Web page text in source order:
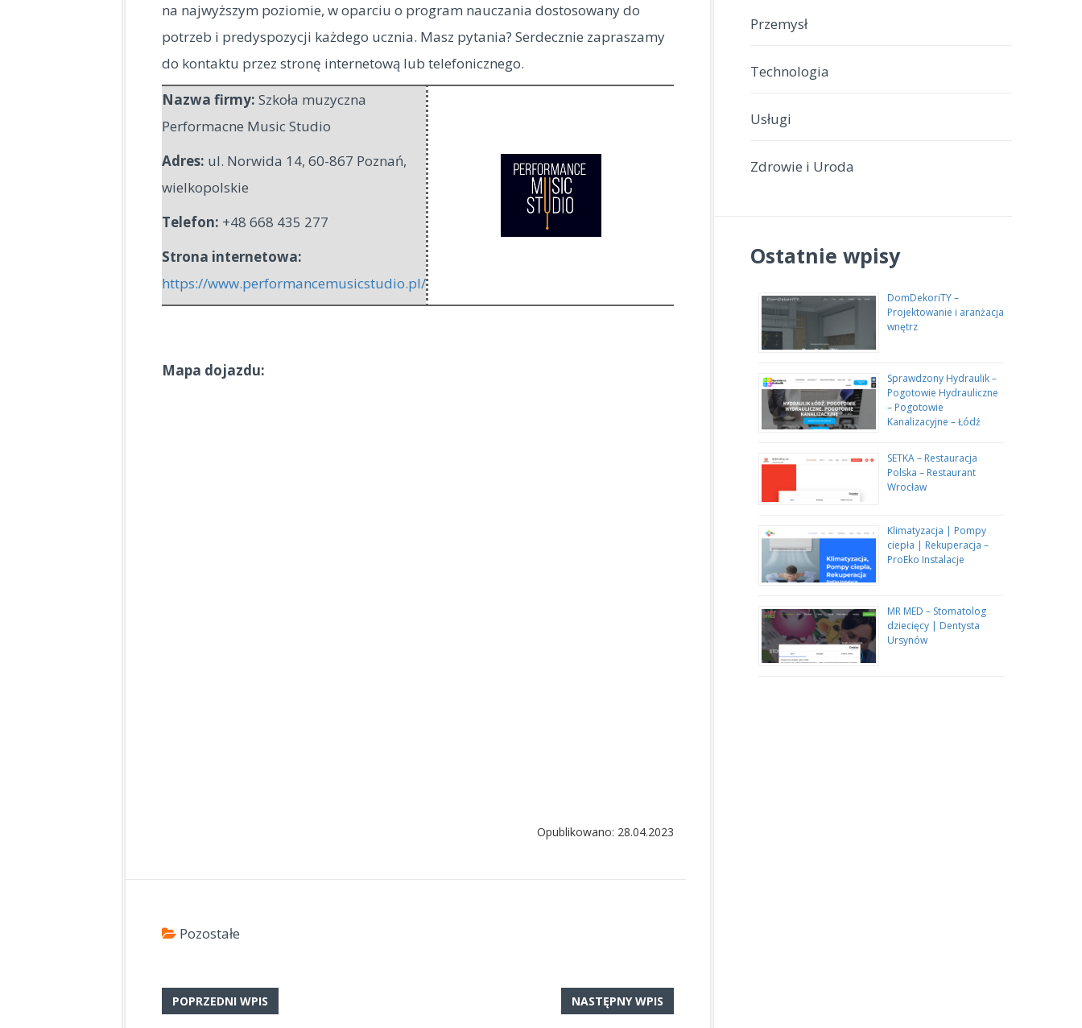
na najwyższym poziomie, w oparciu o program nauczania dostosowany do
potrzeb i predyspozycji każdego ucznia. Masz pytania? Serdecznie zapraszamy
do kontaktu przez stronę internetową lub telefonicznego.
Nazwa firmy: Szkoła muzyczna
Performacne Music Studio
Adres: ul. Norwida 14, 60-867 Poznań,
wielkopolskie
Telefon: +48 668 435 277
Strona internetowa:
https://www.performancemusicstudio.pl/
Mapa dojazdu:
Opublikowano: 28.04.2023
Pozostałe
POPRZEDNI WPIS NASTĘPNY WPIS
Przemysł
Technologia
Usługi
Zdrowie i Uroda
Ostatnie wpisy
DomDekoriTY –
Projektowanie i aranżacja
wnętrz
Sprawdzony Hydraulik –
Pogotowie Hydrauliczne
– Pogotowie
Kanalizacyjne – Łódź
SETKA – Restauracja
Polska – Restaurant
Wrocław
Klimatyzacja | Pompy
ciepła | Rekuperacja –
ProEko Instalacje
MR MED – Stomatolog
dziecięcy | Dentysta
Ursynów